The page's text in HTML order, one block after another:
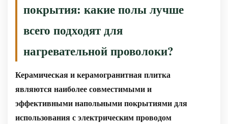
покрытия: какие полы лучше
всего подходят для
нагревательной проволоки?
Керамическая и керамогранитная плитка
являются наиболее совместимыми и
эффективными напольными покрытиями для
использования с электрическим проводом